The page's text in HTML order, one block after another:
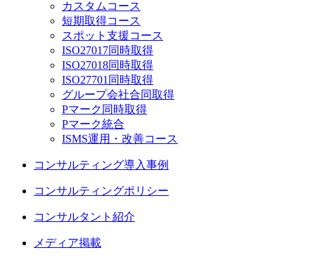
カスタムコース
短期取得コース
スポット支援コース
ISO27017同時取得
ISO27018同時取得
ISO27701同時取得
グループ会社合同取得
Pマーク同時取得
Pマーク統合
ISMS運用・改善コース
コンサルティング導入事例
コンサルティングポリシー
コンサルタント紹介
メディア掲載